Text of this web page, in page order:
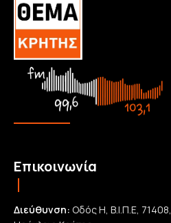
Επικοινωνία
Διεύθυνση: Οδός Η, Β.Ι.Π.Ε, 71408,